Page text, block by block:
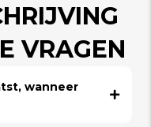
VRAGEN
wanneer